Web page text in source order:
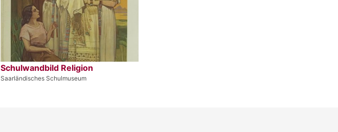
Schulwandbild Religion
Saarländisches Schulmuseum